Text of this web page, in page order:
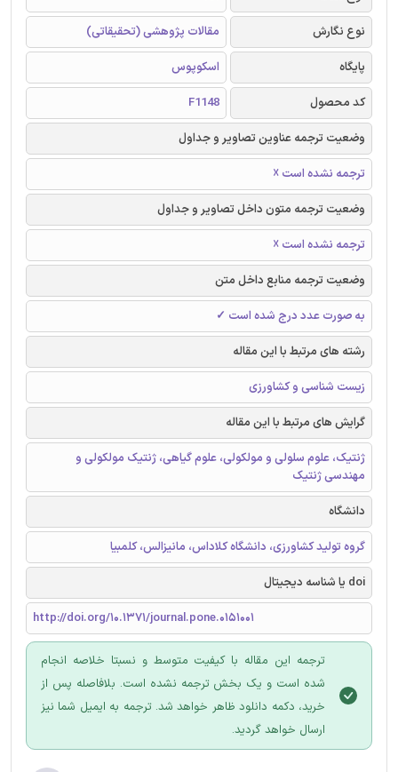
نوع نگارش
مقالات پژوهشی (تحقیقاتی)
پایگاه
اسکوپوس
کد محصول
F1148
وضعیت ترجمه عناوین تصاویر و جداول
ترجمه نشده است ☓
وضعیت ترجمه متون داخل تصاویر و جداول
ترجمه نشده است ☓
وضعیت ترجمه منابع داخل متن
به صورت عدد درج شده است ✓
رشته های مرتبط با این مقاله
زیست شناسی و کشاورزی
گرایش های مرتبط با این مقاله
ژنتیک، علوم سلولی و مولکولی، علوم گیاهی، ژنتیک مولکولی و
مهندسی ژنتیک
دانشگاه
گروه تولید کشاورزی، دانشگاه کلاداس، مانیزالس، کلمبیا
doi یا شناسه دیجیتال
http://doi.org/10.1371/journal.pone.0151001
ترجمه این مقاله با کیفیت متوسط و نسبتا خلاصه انجام
شده است و یک بخش ترجمه نشده است. بلافاصله پس از
خرید، دکمه دانلود ظاهر خواهد شد. ترجمه به ایمیل شما نیز
ارسال خواهد گردید.